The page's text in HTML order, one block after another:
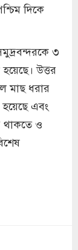
দিকে
৩
উত্তর
মাছ ধরার
এবং
থাকতে ও